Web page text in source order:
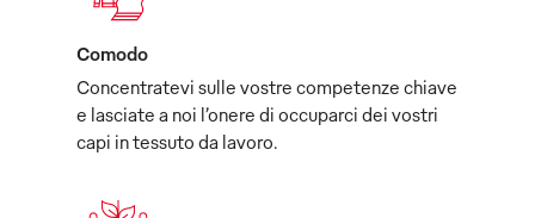
Comodo
Concentratevi sulle vostre competenze chiave
e lasciate a noi l’onere di occuparci dei vostri
capi in tessuto da lavoro.